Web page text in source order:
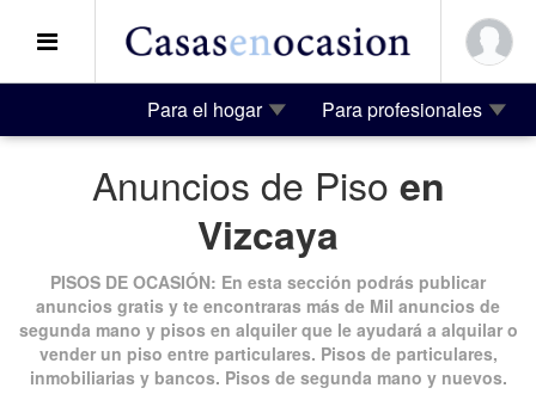
Para el hogar Para profesionales
Anuncios de Piso en
Vizcaya
PISOS DE OCASIÓN: En esta sección podrás publicar
anuncios gratis y te encontraras más de Mil anuncios de
segunda mano ypisos en alquiler que le ayudará a alquilar o
vender un piso entre particulares. Pisos de particulares,
inmobiliarias y bancos. Pisos de segunda mano y nuevos.